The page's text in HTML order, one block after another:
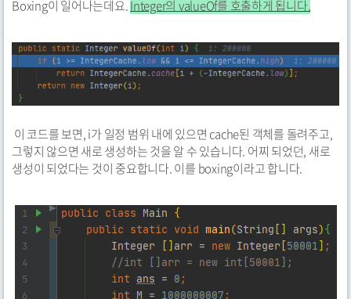
Boxing이 일어나는데요.Integer의 valueOf를 호출하게 됩니다.
이 코드를 보면, i가 일정 범위 내에 있으면 cache된 객체를 돌려주고,
그렇지 않으면 새로 생성하는 것을 알 수 있습니다. 어찌 되었던, 새로
생성이 되었다는 것이 중요합니다. 이를 boxing이라고 합니다.